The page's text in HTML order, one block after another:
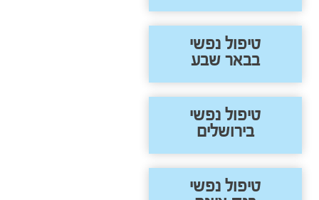
טיפול נפשי
בבאר שבע
טיפול נפשי
בירושלים
טיפול נפשי